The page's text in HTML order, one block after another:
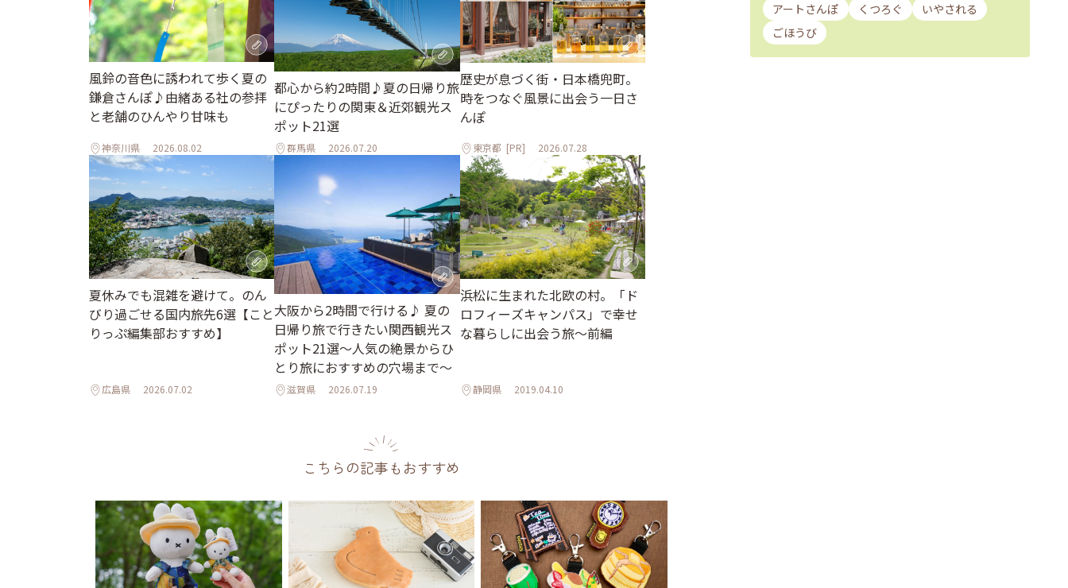
風鈴の音色に誘われて歩く夏の
鎌倉さんぽ♪由緒ある社の参拝
と老舗のひんやり甘味も
神奈川県 2026.08.02
都心から約2時間♪夏の日帰り旅
にぴったりの関東＆近郊観光ス
ポット21選
群馬県 2026.07.20
歴史が息づく街・日本橋兜町。
時をつなぐ風景に出会う一日さ
んぽ
東京都 [PR] 2026.07.28
夏休みでも混雑を避けて。のん
びり過ごせる国内旅先6選【こと
りっぷ編集部おすすめ】
広島県 2026.07.02
大阪から2時間で行ける♪ 夏の
日帰り旅で行きたい関西観光ス
ポット21選～人気の絶景からひ
とり旅におすすめの穴場まで～
滋賀県 2026.07.19
浜松に生まれた北欧の村。「ド
ロフィーズキャンパス」で幸せ
な暮らしに出会う旅～前編
静岡県 2019.04.10
こちらの記事もおすすめ
アートさんぽ
くつろぐ
いやされる
ごほうび